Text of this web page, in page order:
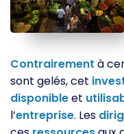
Contrairement à
sont gelés, cet
disponibleet
l’entreprise. Les